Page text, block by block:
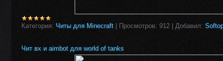
Категория: Читы для Minecraft Просмотров: 912 Добавил:
Чит вх и aimbot для world of tanks